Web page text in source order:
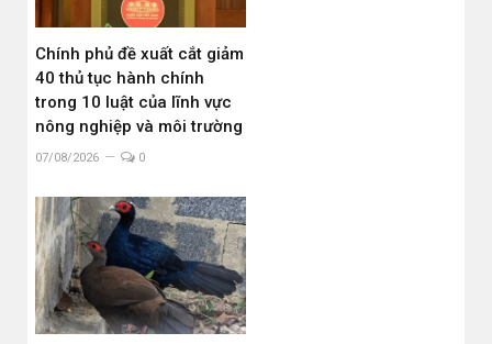
Chính phủ đề xuất cắt giảm
40 thủ tục hành chính
trong 10 luật của lĩnh vực
nông nghiệp và môi trường
07/08/2026 0